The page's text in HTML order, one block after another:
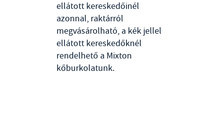
ellátott kereskedőinél
azonnal, raktárról
megvásárolható, a kék jellel
ellátott kereskedőknél
rendelhető a Mixton
kőburkolatunk.